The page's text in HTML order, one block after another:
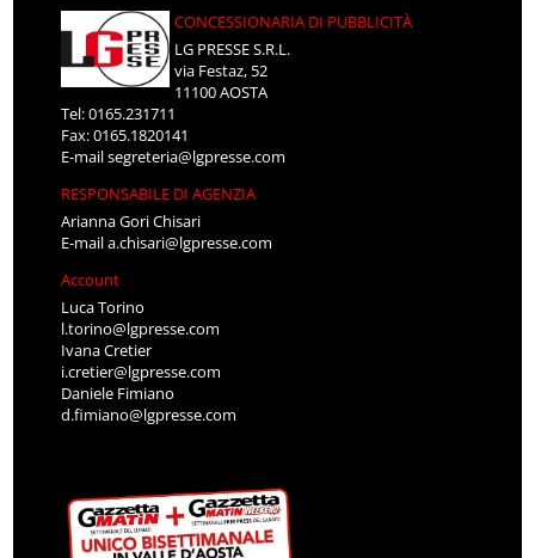
CONCESSIONARIA DI PUBBLICITÀ
LG PRESSE S.R.L.
via Festaz, 52
11100 AOSTA
Tel: 0165.231711
Fax: 0165.1820141
E-mailsegreteria@lgpresse.com
RESPONSABILE DI AGENZIA
Arianna Gori Chisari
E-maila.chisari@lgpresse.com
Account
Luca Torino
l.torino@lgpresse.com
Ivana Cretier
i.cretier@lgpresse.com
Daniele Fimiano
d.fimiano@lgpresse.com